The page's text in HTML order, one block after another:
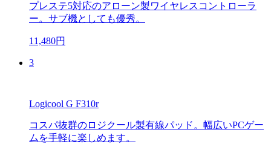
プレステ5対応のアローン製ワイヤレスコントローラ
ー。サブ機としても優秀。
11,480円
3
Logicool G F310r
コスパ抜群のロジクール製有線パッド。幅広いPCゲー
ムを手軽に楽しめます。